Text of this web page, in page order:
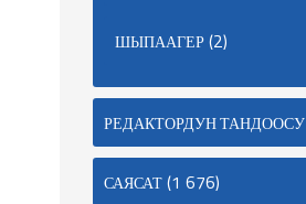
ШЫПААГЕР(2)
РЕДАКТОРДУН ТАНДООСУ
САЯСАТ(1 676)